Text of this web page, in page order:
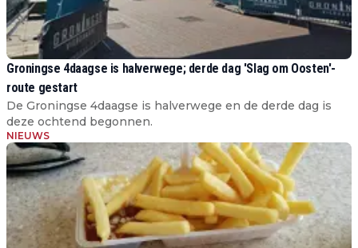
Groningse 4daagse is halverwege; derde dag 'Slag om Oosten'-
route gestart
De Groningse 4daagse is halverwege en de derde dag is
deze ochtend begonnen.
NIEUWS